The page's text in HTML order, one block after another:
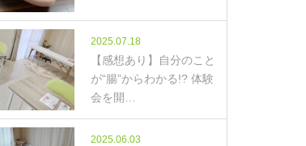
2025.07.18
【感想あり】自分のこと
が“腸”からわかる!? 体験
会を開…
2025.06.03